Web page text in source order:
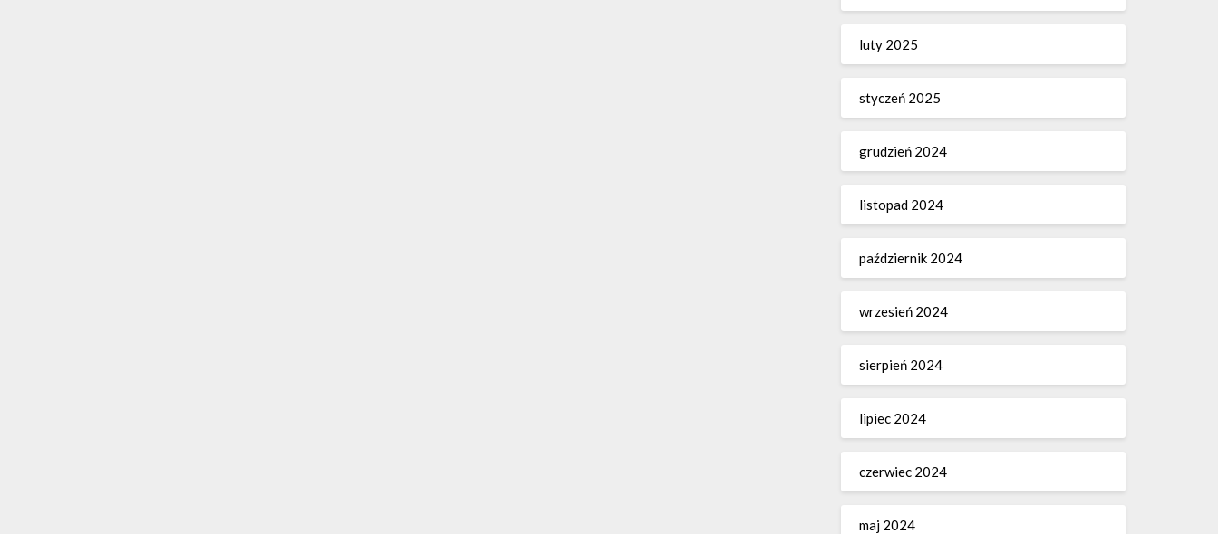
luty 2025
styczeń 2025
grudzień 2024
listopad 2024
październik 2024
wrzesień 2024
sierpień 2024
lipiec 2024
czerwiec 2024
maj 2024